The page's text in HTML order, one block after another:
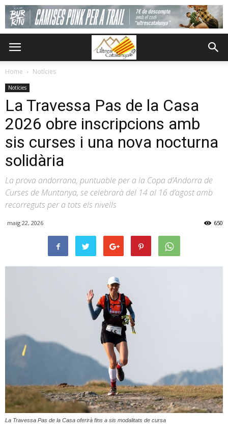
Home Notícies
Notícies
La Travessa Pas de la Casa
2026 obre inscripcions amb
sis curses i una nova nocturna
solidària
La prova andorrana, puntuable per a la Copa d’Andorra de
Curses de Muntanya, se celebrarà del 14 al 16 d’agost amb
recorreguts per a tots els nivells
maig 22, 2026 650
La Travessa Pas de la Casa oferirà fins a sis modalitats de cursa